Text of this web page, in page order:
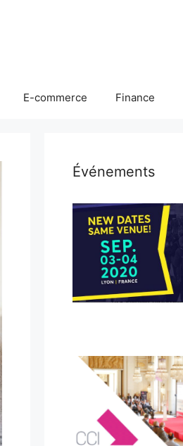
E-commerce Finance
Événements